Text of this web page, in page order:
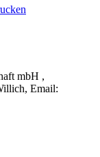
mbH ,
Email: